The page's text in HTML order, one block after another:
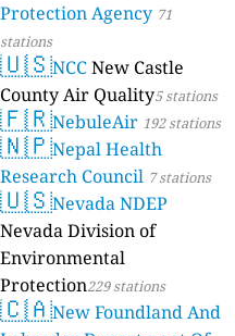
Protection Agency 71
stations
🇺🇸NCCNew Castle
County Air Quality5 stations
🇫🇷NebuleAir 192 stations
🇳🇵Nepal Health
Research Council 7 stations
🇺🇸Nevada NDEP
Nevada Division of
Environmental
Protection229 stations
🇨🇦New Foundland And